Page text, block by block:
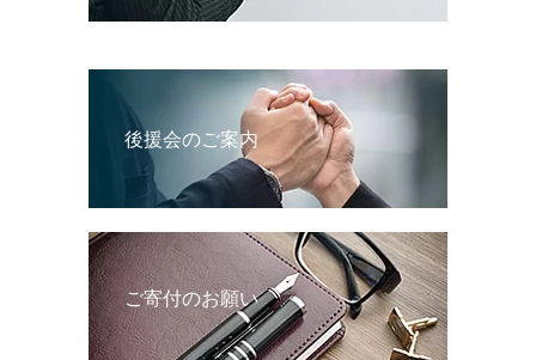
後援会のご案内
ご寄付のお願い